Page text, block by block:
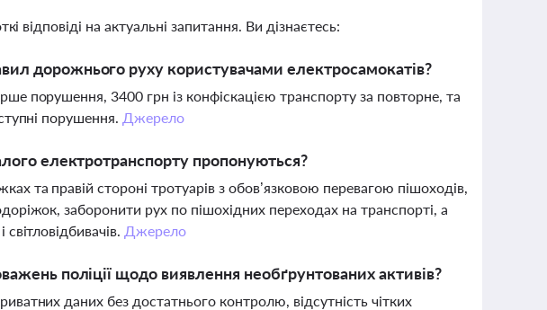
відповіді на актуальні запитання. Ви дізнаєтесь:
дорожнього руху користувачами електросамокатів?
порушення, 3400 грн із конфіскацією транспорту за повторне, та
порушення. Джерело
електротранспорту пропонуються?
та правій стороні тротуарів з обов’язковою перевагою пішоходів,
заборонити рух по пішохідних переходах на транспорті, а
Джерело
поліції щодо виявлення необґрунтованих активів?
даних без достатнього контролю, відсутність чітких